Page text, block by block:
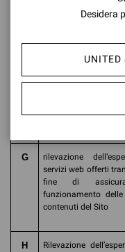
es. di natura
fiscale) o per dare
dall’Autorità
rilevazione di
G
rilevazione
servizi web offerti
fine di
funzionamento
contenuti del Sito
H
Rilevazione
Desidera
UNITED